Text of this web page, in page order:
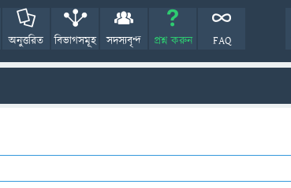
অনুত্তরিত বিভাগসমূহ সদস্যবৃন্দ প্রশ্ন করুন FAQ